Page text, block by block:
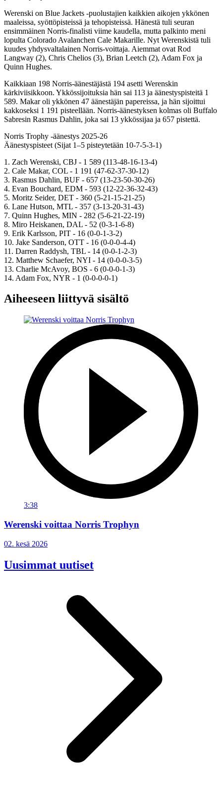
Werenski on Blue Jackets -puolustajien kaikkien aikojen ykkönen
maaleissa, syöttöpisteissä ja tehopisteissä. Hänestä tuli seuran
ensimmäinen Norris-finalisti viime kaudella, mutta palkinto meni
lopulta Colorado Avalanchen Cale Makarille. Nyt Werenskistä tuli
kuudes yhdysvaltalainen Norris-voittaja. Aiemmat ovat Rod
Langway (2), Chris Chelios (3), Brian Leetch (2), Adam Fox ja
Quinn Hughes.
Kaikkiaan 198 Norris-äänestäjästä 194 asetti Werenskin
kärkiviisikkoon. Ykkössijoituksia hän sai 113 ja äänestyspisteitä 1
589. Makar oli ykkönen 47 äänestäjän papereissa, ja hän sijoittui
kakkoseksi 1 191 pisteellään. Norris-äänestyksen kolmas oli Buffalo
Sabresin Rasmus Dahlin, joka sai 13 ykkössijaa ja 657 pistettä.
Norris Trophy -äänestys 2025-26
Äänestyspisteet (Sijat 1–5 pisteytetään 10-7-5-3-1)
1. Zach Werenski, CBJ - 1 589 (113-48-16-13-4)
2. Cale Makar, COL - 1 191 (47-62-37-30-12)
3. Rasmus Dahlin, BUF - 657 (13-23-50-30-26)
4. Evan Bouchard, EDM - 593 (12-22-36-32-43)
5. Moritz Seider, DET - 360 (5-21-15-21-25)
6. Lane Hutson, MTL - 357 (3-13-20-31-43)
7. Quinn Hughes, MIN - 282 (5-6-21-22-19)
8. Miro Heiskanen, DAL - 52 (0-3-1-6-8)
9. Erik Karlsson, PIT - 16 (0-0-1-3-2)
10. Jake Sanderson, OTT - 16 (0-0-0-4-4)
11. Darren Raddysh, TBL - 14 (0-0-1-2-3)
12. Matthew Schaefer, NYI - 14 (0-0-0-3-5)
13. Charlie McAvoy, BOS - 6 (0-0-0-1-3)
14. Adam Fox, NYR - 1 (0-0-0-0-1)
Aiheeseen liittyvä sisältö
3:38
Werenski voittaa Norris Trophyn
02. kesä 2026
Uusimmat uutiset